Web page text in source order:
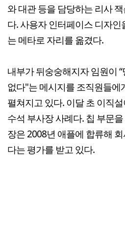
와 대관 등을 담당하는 리사
다. 사용자 인터페이스 디자
는 메타로 자리를 옮겼다.
내부가 뒤숭숭해지자 임원이
없다"는 메시지를 조직원들에
펼쳐지고 있다. 이달 초 이직
수석 부사장 사례다. 칩 부문
장은 2008년 애플에 합류해
다는 평가를 받고 있다.